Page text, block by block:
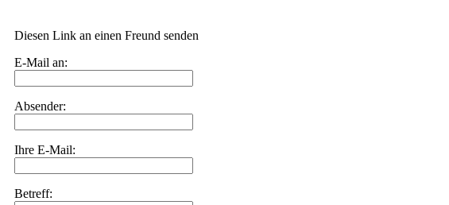
Diesen Link an einen Freund senden
E-Mail an:
Absender:
Ihre E-Mail:
Betreff: